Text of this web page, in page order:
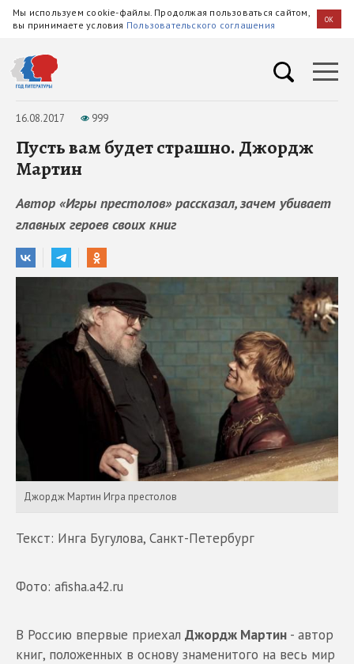
Мы используем cookie-файлы. Продолжая пользоваться сайтом,
вы принимаете условия Пользовательского соглашения OK
16.08.2017 999
Пусть вам будет страшно. Джордж
Мартин
Автор «Игры престолов» рассказал, зачем убивает
главных героев своих книг
Джордж Мартин Игра престолов
Текст: Инга Бугулова, Санкт-Петербург
Фото: afisha.a42.ru
В Россию впервые приехал Джордж Мартин - автор
книг, положенных в основу знаменитого на весь мир